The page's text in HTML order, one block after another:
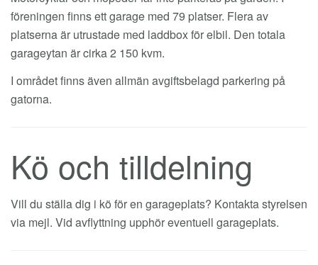
föreningen finns ett garage med 79 platser. Flera av
platserna är utrustade med laddbox för elbil. Den totala
garageytan är cirka 2 150 kvm.
I området finns även allmän avgiftsbelagd parkering på
gatorna.
Kö och tilldelning
Vill du ställa dig i kö för en garageplats? Kontakta styrelsen
via mejl. Vid avflyttning upphör eventuell garageplats.